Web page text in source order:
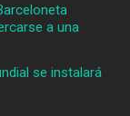
a una
se instalará